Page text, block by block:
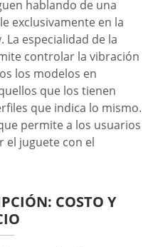
hablando de una
exclusivamente en la
especialidad de la
controlar la vibración
los modelos en
que los tienen
que indica lo mismo.
permite a los usuarios
el juguete con el
COSTO Y